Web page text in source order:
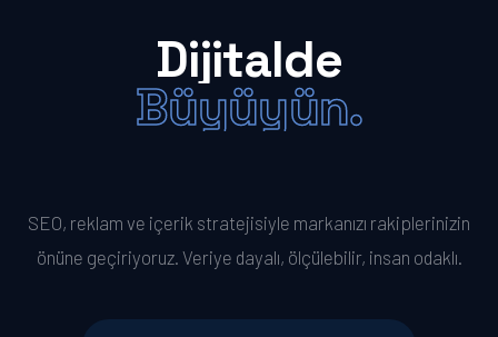
Dijitalde
Büyüyün.
SEO, reklam ve içerik stratejisiyle markanızı rakiplerinizin
önüne geçiriyoruz. Veriye dayalı, ölçülebilir, insan odaklı.